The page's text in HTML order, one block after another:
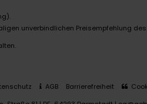
unverbindlichen Preisempfehlung
AGB Barrierefreiheit